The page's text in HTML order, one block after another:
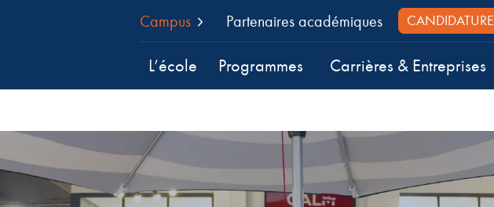
Campus Partenaires académiques CANDIDATURE
L’école Programmes Carrières & Entreprises